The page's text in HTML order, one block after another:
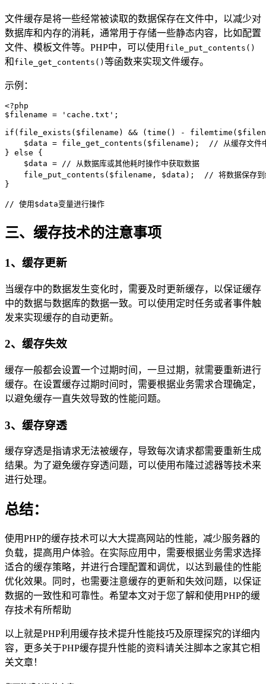
文件缓存是将一些经常被读取的数据保存在文件中，以减少对
数据库和内存的消耗，通常用于存储一些静态内容，比如配置
文件、模板文件等。PHP中，可以使用 file_put_contents()
和 file_get_contents() 等函数来实现文件缓存。
示例：
<?php
$filename = 'cache.txt';
if(file_exists($filename) && (time() -
$data = file_get_contents($filename);  // 从缓存文件
} else {
    $data = // 从数据库或其他耗时操作中获取数据
file_put_contents($filename, $data);  // 将数据保存到
}
三、缓存技术的注意事项
1、缓存更新
当缓存中的数据发生变化时，需要及时更新缓存，以保证缓存
中的数据与数据库的数据一致。可以使用定时任务或者事件触
发来实现缓存的自动更新。
2、缓存失效
缓存一般都会设置一个过期时间，一旦过期，就需要重新进行
缓存。在设置缓存过期时间时，需要根据业务需求合理确定，
以避免缓存一直失效导致的性能问题。
3、缓存穿透
缓存穿透是指请求无法被缓存，导致每次请求都需要重新生成
结果。为了避免缓存穿透问题，可以使用布隆过滤器等技术来
进行处理。
总结：
使用PHP的缓存技术可以大大提高网站的性能，减少服务器的
负载，提高用户体验。在实际应用中，需要根据业务需求选择
适合的缓存策略，并进行合理配置和调优，以达到最佳的性能
优化效果。同时，也需要注意缓存的更新和失效问题，以保证
数据的一致性和可靠性。希望本文对于您了解和使用PHP的缓
存技术有所帮助
以上就是PHP利用缓存技术提升性能技巧及原理探究的详细内
容，更多关于PHP缓存提升性能的资料请关注脚本之家其它相
关文章！